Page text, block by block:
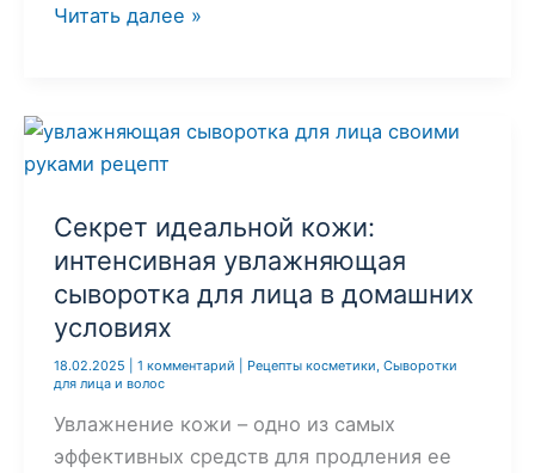
Как
век
дома
рецепт
против
морщин
и
синяков
глазами
Читать далее »
Секрет идеальной кожи:
интенсивная увлажняющая
сыворотка для лица в домашних
условиях
18.02.2025 1 комментарий Рецепты косметики, Сыворотки
для лица и волос
Увлажнение кожи – одно из самых
эффективных средств для продления ее